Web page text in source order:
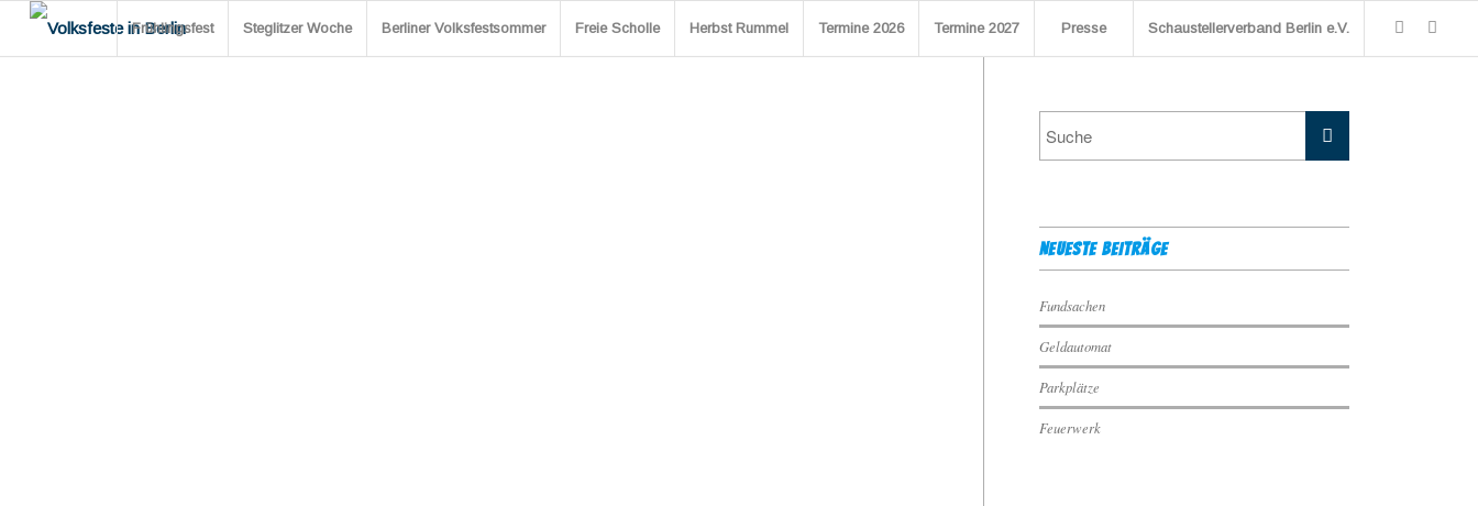
Frühlingsfest Steglitzer Woche Berliner Volksfestsommer Freie Scholle Herbst Rummel Termine 2026 Termine 2027 Presse Schaustellerverband Berlin e.V.
NEUESTE BEITRÄGE
Fundsachen
Geldautomat
Parkplätze
Feuerwerk